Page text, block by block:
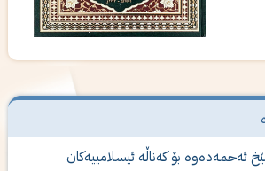
بۆ کەناڵە ئیسلامییەکان